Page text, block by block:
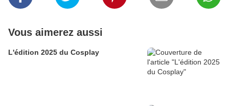
Vous aimerez aussi
L'édition 2025 du Cosplay